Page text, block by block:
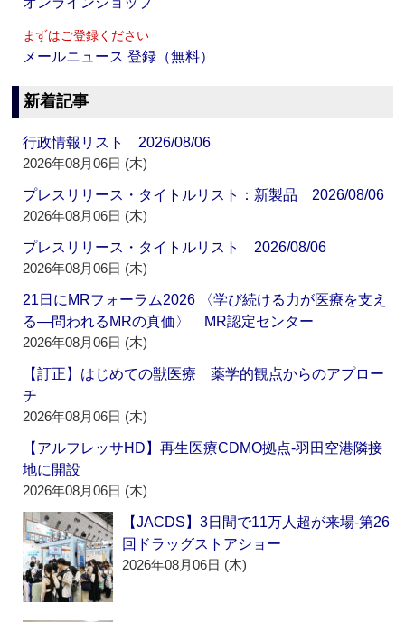
まずはご登録ください
メールニュース 登録（無料）
新着記事
行政情報リスト 2026/08/06
2026年08月06日 (木)
プレスリリース・タイトルリスト：新製品 2026/08/06
2026年08月06日 (木)
プレスリリース・タイトルリスト 2026/08/06
2026年08月06日 (木)
21日にMRフォーラム2026 〈学び続ける力が医療を支え
る―問われるMRの真価〉 MR認定センター
2026年08月06日 (木)
【訂正】はじめての獣医療 薬学的観点からのアプロー
チ
2026年08月06日 (木)
【アルフレッサHD】再生医療CDMO拠点‐羽田空港隣接
地に開設
2026年08月06日 (木)
【JACDS】3日間で11万人超が来場‐第26
回ドラッグストアショー
2026年08月06日 (木)